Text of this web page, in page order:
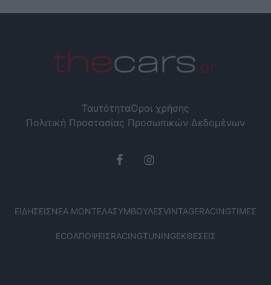
ΤαυτότηταΌροι χρήσης
Πολιτική Προστασίας Προσωπικών Δεδομένων
ΕΙΔΉΣΕΙΣΝΈΑ ΜΟΝΤΈΛΑΣΥΜΒΟΥΛΈΣVINTAGERACINGΤΙΜΈΣ
ECOΑΠΌΨΕΙΣRACINGTUNINGΕΚΘΈΣΕΙΣ